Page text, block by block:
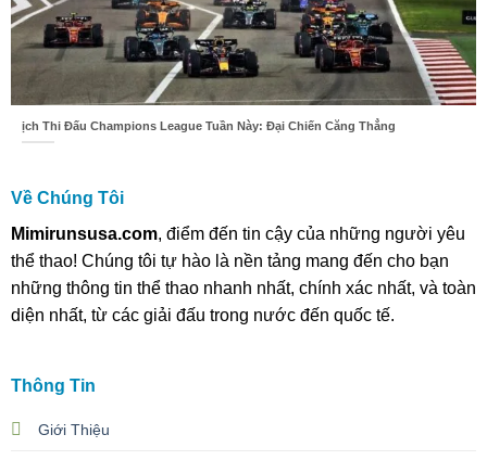
Về Chúng Tôi
Mimirunsusa.com, điểm đến tin cậy của những người yêu
thể thao! Chúng tôi tự hào là nền tảng mang đến cho bạn
những thông tin thể thao nhanh nhất, chính xác nhất, và toàn
diện nhất, từ các giải đấu trong nước đến quốc tế.
Thông Tin
Giới Thiệu
ịch Thi Đấu Champions League Tuần Này: Đại Chiến Căng Thẳng